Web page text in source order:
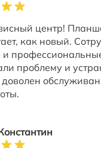
центр!
как новый.
проблему и
доволен